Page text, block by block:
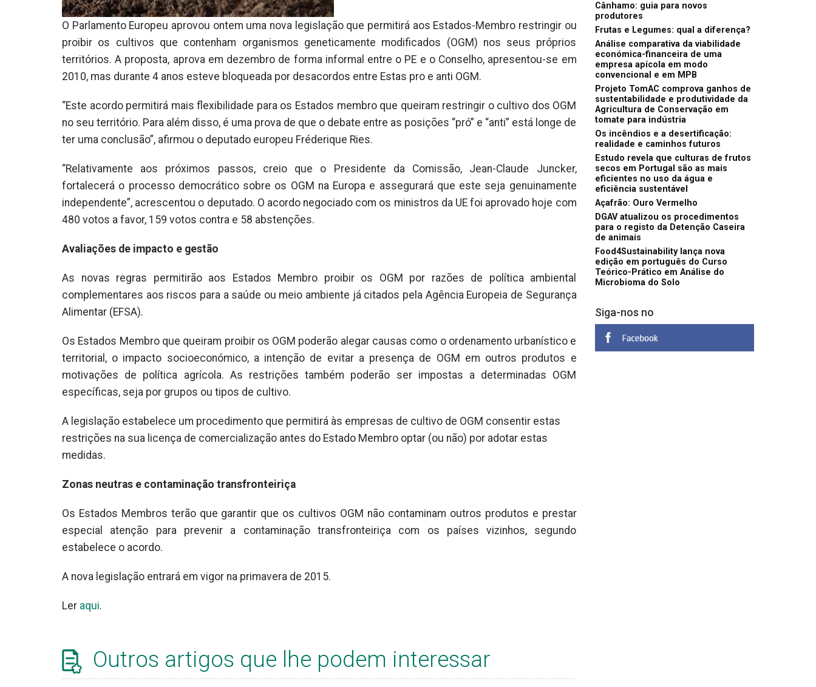
O Parlamento Europeu aprovou ontem uma nova legislação que permitirá aos Estados-Membro restringir ou
proibir os cultivos que contenham organismos geneticamente modificados (OGM) nos seus próprios
territórios. A proposta, aprova em dezembro de forma informal entre o PE e o Conselho, apresentou-se em
2010, mas durante 4 anos esteve bloqueada por desacordos entre Estas pro e anti OGM.
“Este acordo permitirá mais flexibilidade para os Estados membro que queiram restringir o cultivo dos OGM
no seu território. Para além disso, é uma prova de que o debate entre as posições “pró” e “anti” está longe de
ter uma conclusão”, afirmou o deputado europeu Fréderique Ries.
“Relativamente aos próximos passos, creio que o Presidente da Comissão, Jean-Claude Juncker,
fortalecerá o processo democrático sobre os OGM na Europa e assegurará que este seja genuinamente
independente”, acrescentou o deputado. O acordo negociado com os ministros da UE foi aprovado hoje com
480 votos a favor, 159 votos contra e 58 abstenções.
Avaliações de impacto e gestão
As novas regras permitirão aos Estados Membro proibir os OGM por razões de política ambiental
complementares aos riscos para a saúde ou meio ambiente já citados pela Agência Europeia de Segurança
Alimentar (EFSA).
Os Estados Membro que queiram proibir os OGM poderão alegar causas como o ordenamento urbanístico e
territorial, o impacto socioeconómico, a intenção de evitar a presença de OGM em outros produtos e
motivações de política agrícola. As restrições também poderão ser impostas a determinadas OGM
específicas, seja por grupos ou tipos de cultivo.
A legislação estabelece um procedimento que permitirá às empresas de cultivo de OGM consentir estas
restrições na sua licença de comercialização antes do Estado Membro optar (ou não) por adotar estas
medidas.
Zonas neutras e contaminação transfronteiriça
Os Estados Membros terão que garantir que os cultivos OGM não contaminam outros produtos e prestar
especial atenção para prevenir a contaminação transfronteiriça com os países vizinhos, segundo
estabelece o acordo.
A nova legislação entrará em vigor na primavera de 2015.
Ler aqui.
Outros artigos que lhe podem interessar
Cânhamo: guia para novos
produtores
Frutas e Legumes: qual a diferença?
Análise comparativa da viabilidade
económica-financeira de uma
empresa apícola em modo
convencional e em MPB
Projeto TomAC comprova ganhos de
sustentabilidade e produtividade da
Agricultura de Conservação em
tomate para indústria
Os incêndios e a desertificação:
realidade e caminhos futuros
Estudo revela que culturas de frutos
secos em Portugal são as mais
eficientes no uso da água e
eficiência sustentável
Açafrão: Ouro Vermelho
DGAV atualizou os procedimentos
para o registo da Detenção Caseira
de animais
Food4Sustainability lança nova
edição em português do Curso
Teórico-Prático em Análise do
Microbioma do Solo
Siga-nos no